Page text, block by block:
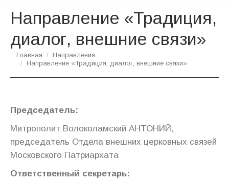
Направление «Традиция,
диалог, внешние связи»
Вы здесь:
Главная
Направления
Направление «Традиция, диалог, внешние связи»
Председатель:
Митрополит Волоколамский АНТОНИЙ,
председатель Отдела внешних церковных связей
Московского Патриархата
Ответственный секретарь: